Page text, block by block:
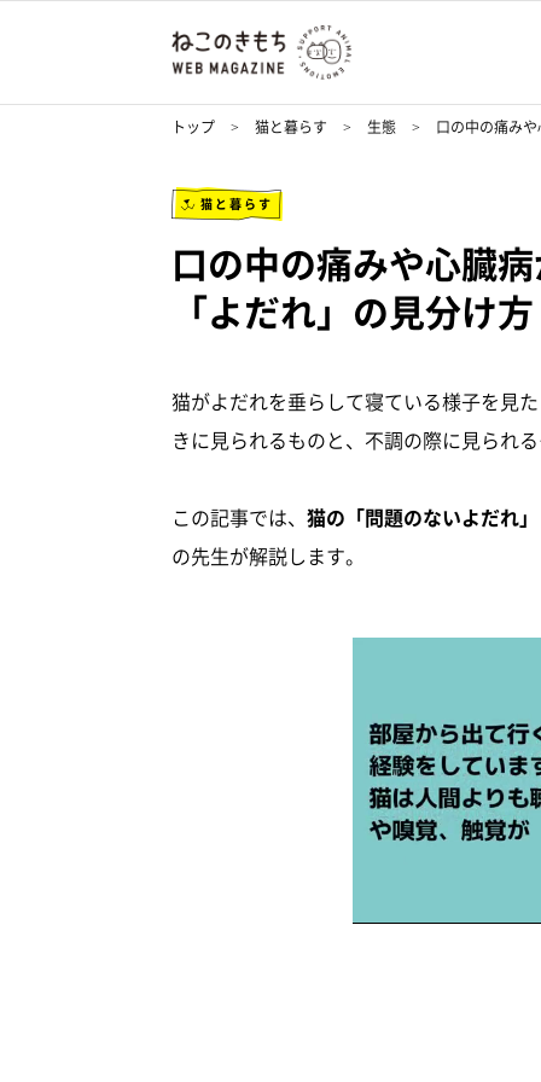
トップ 猫と暮らす 生態 口の中の痛み
猫と暮らす
口の中の痛みや心臓
「よだれ」の見分け方
猫がよだれを垂らして寝ている様子を見
きに見られるものと、不調の際に見られ
この記事では、 猫の「問題のないよだれ
の先生が解説します。